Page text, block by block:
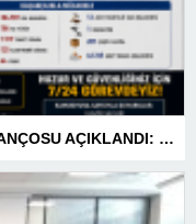
ELAZIĞ’DA TEMMUZ AYI ASAYİŞ BİLANÇOSU AÇIKLANDI: 1 AYDA 1.032 ŞAHIS YAKALANDI, 207 TUTUKLAMA